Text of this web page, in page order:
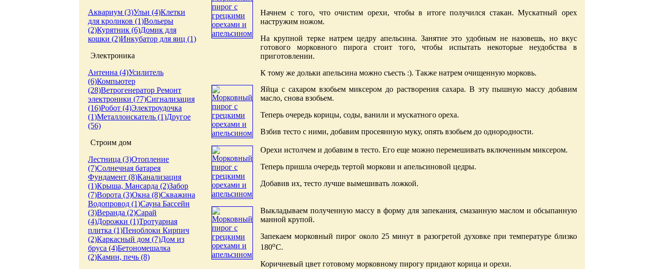
Аквариум (3)Ульи (4)Клетки
для кроликов (1)Вольеры
(2)Курятник (6)Домик для
кошки (2)Инкубатор для яиц (1)
Электроника
Антенна (4)Усилитель
(6)Компьютер
(28)Ветрогенератор Ремонт
электроники (77)Сигнализация
(16)Робот (4)Электроудочка
(1)Металлоискатель (1)Другое
(56)
Строим дом
Лестница (3)Отопление
(7)Солнечная батарея
Фундамент (8)Канализация
(1)Крыша, Мансарда (2)Забор
(7)Ворота (3)Окна (8)Скважина
Водопровод (1)Сауна Бассейн
(3)Веранда (2)Сарай
(4)Дорожки (1)Тротуарная
плитка (1)Пеноблоки Кирпич
(2)Каркасный дом (7)Дом из
бруса (4)Бетономешалка
(2)Камин, печь (8)
Начнем с того, что очистим орехи, чтобы в итоге получился стакан. Мускатный орех
настружим ножом.
На крупной терке натрем цедру апельсина. Занятие это удобным не назовешь, но вкус
готового морковного пирога стоит того, чтобы испытать некоторые неудобства в
приготовлении.
К тому же дольки апельсина можно съесть :). Также натрем очищенную морковь.
Яйца с сахаром взобьем миксером до растворения сахара. В эту пышную массу добавим
масло, снова взобьем.
Теперь очередь корицы, соды, ванили и мускатного ореха.
Взбив тесто с ними, добавим просеянную муку, опять взобьем до однородности.
Орехи истолчем и добавим в тесто. Его еще можно перемешивать включенным миксером.
Теперь пришла очередь тертой моркови и апельсиновой цедры.
Добавив их, тесто лучше вымешивать ложкой.
Выкладываем полученную массу в форму для запекания, смазанную маслом и обсыпанную
манной крупой.
Запекаем морковный пирог около 25 минут в разогретой духовке при температуре близко
180оС.
Коричневый цвет готовому морковному пирогу придают корица и орехи.